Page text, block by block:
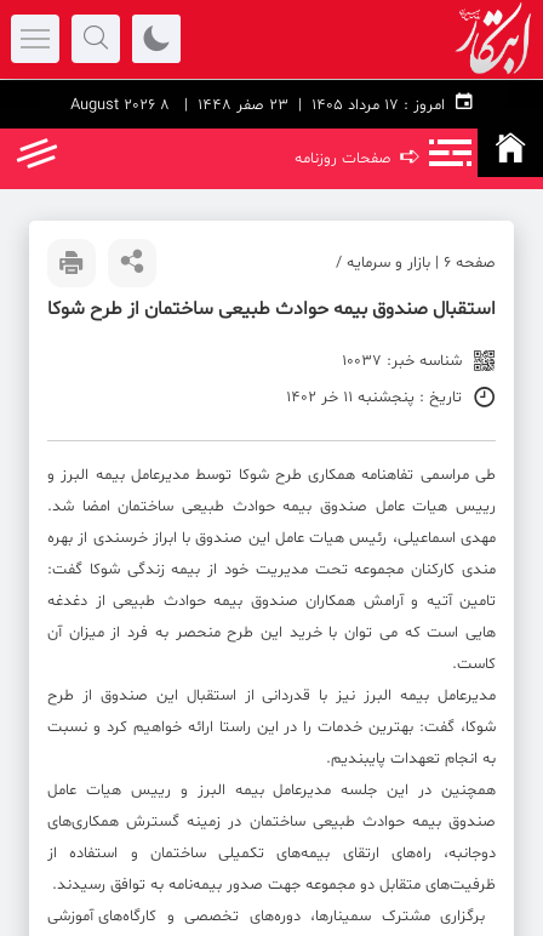
امروز : 23 صفر 1448 | 8 August 2026
➪ صفحات روزنامه
صفحه ۶ | بازار و سرمایه /
استقبال صندوق بیمه حوادث طبیعی ساختمان از طرح شوکا
شناسه خبر: 10037
تاریخ : پنجشنبه 11 خر 1402
طی مراسمی تفاهنامه همکاری طرح شوکا توسط مدیرعامل بیمه البرز و
رییس هیات عامل صندوق بیمه حوادث طبیعی ساختمان امضا شد.
مهدی اسماعیلی، رئیس هیات عامل این صندوق با ابراز خرسندی از بهره
مندی کارکنان مجموعه تحت مدیریت خود از بیمه زندگی شوکا گفت:
تامین آتیه و آرامش همکاران صندوق بیمه حوادث طبیعی از دغدغه
هایی است که می توان با خرید این طرح منحصر به فرد از میزان آن
کاست.
مدیرعامل بیمه البرز نیز با قدردانی از استقبال این صندوق از طرح
شوکا، گفت: بهترین خدمات را در این راستا ارائه خواهیم کرد و ‌نسبت
به انجام تعهدات پایبندیم.
همچنین در این جلسه مدیرعامل بیمه البرز و رییس هیات عامل
صندوق بیمه حوادث طبیعی ساختمان در زمینه گسترش همکاری‌های
دوجانبه، راه‌های ارتقای بیمه‎‌های تکمیلی ساختمان و استفاده از
ظرفیت‌های متقابل دو مجموعه جهت صدور بیمه‌نامه به توافق رسیدند.
برگزاری مشترک سمينارها، دوره‎‌های تخصصی و كارگاه‌‎های آموزشی